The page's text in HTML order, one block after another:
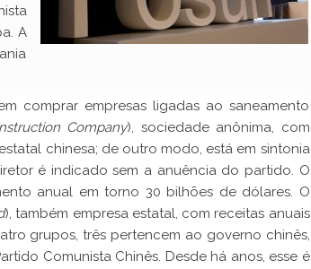
A
comprar empresas ligadas ao saneamento
Company), sociedade anônima, com
chinesa; de outro modo, está em sintonia
é indicado sem a anuência do partido. O
anual em torno 30 bilhões de dólares. O
), também empresa estatal, com receitas anuais
grupos, três pertencem ao governo chinês,
Comunista Chinês. Desde há anos, esse é